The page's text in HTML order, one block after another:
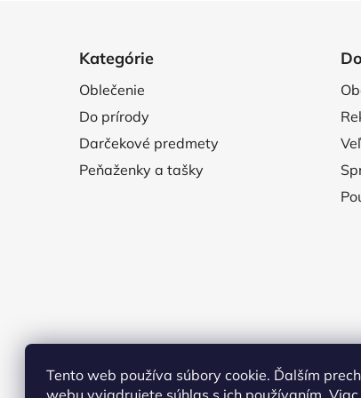
Tento web používa súbory cookie. Ďalším
webu vyjadrujete súhlas s ich používaním.
Kategórie
Oblečenie
Do prírody
Darčekové predmety
Peňaženky a tašky